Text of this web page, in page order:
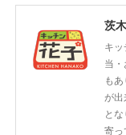
キ
当
も
が出
と
寄っ